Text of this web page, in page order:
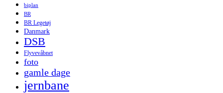
biplan
BR
BR Legetøj
Danmark
DSB
Flyvevåbnet
foto
gamle dage
jernbane